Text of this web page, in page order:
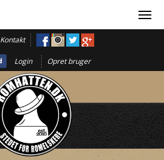
Kontakt
Login Opret bruger